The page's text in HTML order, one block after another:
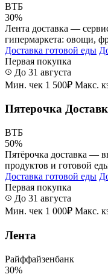
ВТБ
30%
Лента доставка —
гипермаркета: овощи,
Доставка готовой еды
Первая покупка
До 31 августа
Мин. чек 1 500₽ Макс.
Пятерочка
ВТБ
50%
Пятёрочка доставка —
продуктов и готовой
Доставка готовой еды
Первая покупка
До 31 августа
Мин. чек 1 000₽ Макс.
Лента
Райффайзенбанк
30%